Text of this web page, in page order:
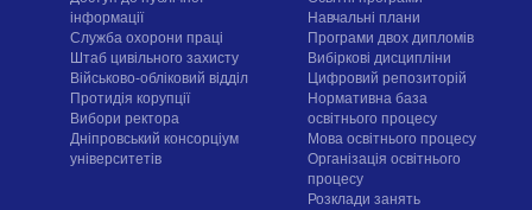
інформації
Служба охорони праці
Штаб цивільного захисту
Військово-обліковий відділ
Протидія корупції
Вибори ректора
Дніпровський консорціум
університетів
Навчальні плани
Програми двох дипломів
Вибіркові дисципліни
Цифровий репозиторій
Нормативна база
освітнього процесу
Мова освітнього процесу
Організація освітнього
процесу
Розклади занять